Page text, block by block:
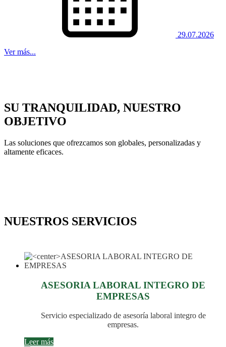
29.07.2026
Ver más...
SU TRANQUILIDAD, NUESTRO
OBJETIVO
Las soluciones que ofrezcamos son globales, personalizadas y
altamente eficaces.
NUESTROS SERVICIOS
ASESORIA LABORAL INTEGRO DE
EMPRESAS
Servicio especializado de asesoría laboral integro de
empresas.
Leer más